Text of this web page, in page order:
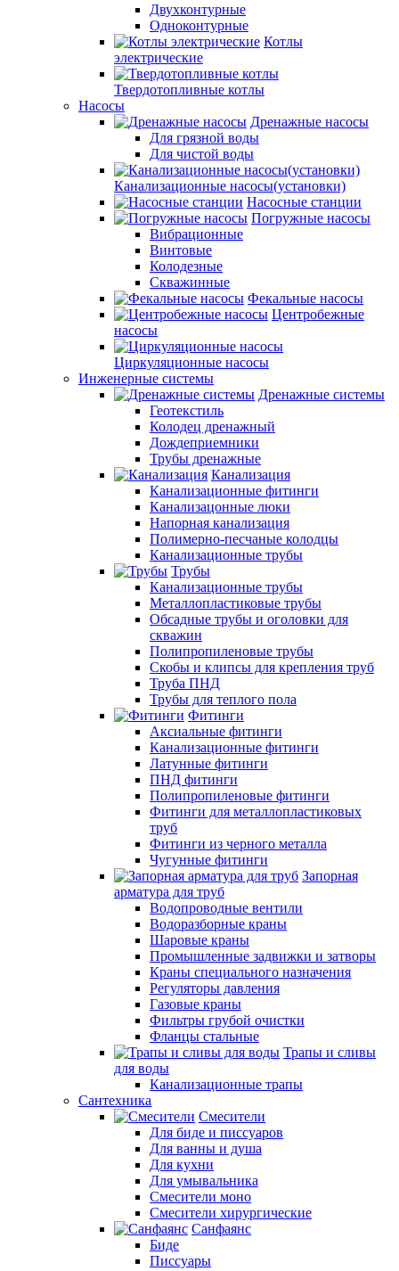
Двухконтурные
Одноконтурные
Котлы
электрические
Твердотопливные котлы
Насосы
Дренажные насосы
Для грязной воды
Для чистой воды
Канализационные насосы(установки)
Насосные станции
Погружные насосы
Вибрационные
Винтовые
Колодезные
Скважинные
Фекальные насосы
Центробежные
насосы
Циркуляционные насосы
Инженерные системы
Дренажные системы
Геотекстиль
Колодец дренажный
Дождеприемники
Трубы дренажные
Канализация
Канализационные фитинги
Канализацонные люки
Напорная канализация
Полимерно-песчаные колодцы
Канализационные трубы
Трубы
Канализационные трубы
Металлопластиковые трубы
Обсадные трубы и оголовки для
скважин
Полипропиленовые трубы
Скобы и клипсы для крепления труб
Труба ПНД
Трубы для теплого пола
Фитинги
Аксиальные фитинги
Канализационные фитинги
Латунные фитинги
ПНД фитинги
Полипропиленовые фитинги
Фитинги для металлопластиковых
труб
Фитинги из черного металла
Чугунные фитинги
Запорная
арматура для труб
Водопроводные вентили
Водоразборные краны
Шаровые краны
Промышленные задвижки и затворы
Краны специального назначения
Регуляторы давления
Газовые краны
Фильтры грубой очистки
Фланцы стальные
Трапы и сливы
для воды
Канализационные трапы
Сантехника
Смесители
Для биде и писсуаров
Для ванны и душа
Для кухни
Для умывальника
Смесители моно
Смесители хирургические
Санфаянс
Биде
Писсуары